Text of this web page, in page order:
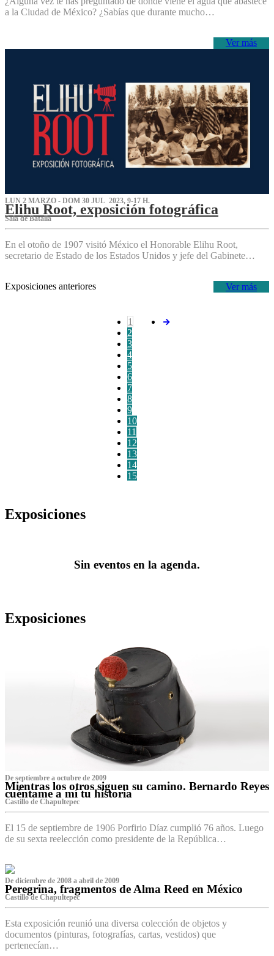
a la Ciudad de México? ¿Sabías que durante mucho…
Ver más
LUN 2 MARZO - DOM 30 JUL 2023, 9-17 H.
Elihu Root, exposición fotográfica
Sala de Batalla
En el otoño de 1907 visitó México el Honorable Elihu Root,
secretario de Estado de los Estados Unidos y jefe del Gabinete…
Ver más
Exposiciones anteriores
1
2
3
4
5
6
7
8
9
10
11
12
13
14
15
Exposiciones
Sin eventos en la agenda.
Exposiciones
De septiembre a octubre de 2009
Mientras los otros siguen su camino. Bernardo Reyes
cuéntame a mí tu historia
Castillo de Chapultepec
El 15 de septiembre de 1906 Porfirio Díaz cumplió 76 años. Luego
de su sexta reelección como presidente de la República…
De diciembre de 2008 a abril de 2009
Peregrina, fragmentos de Alma Reed en México
Castillo de Chapultepec
Esta exposición reunió una diversa colección de objetos y
documentos (pinturas, fotografías, cartas, vestidos) que
pertenecían…